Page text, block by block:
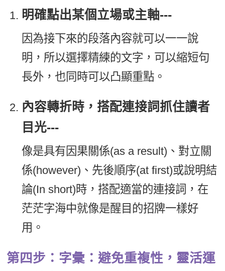
明確點出某個立場或主軸---
因為接下來的段落內容就可以一一說
明，所以選擇精練的文字，可以縮短句
長外，也同時可以凸顯重點。
內容轉折時，搭配連接詞抓住讀者
目光---
像是具有因果關係(as a result)、對立關
係(however)、先後順序(at first)或說明結
論(In short)時，搭配適當的連接詞，在
茫茫字海中就像是醒目的招牌一樣好
用。
第四步：字彙：避免重複性，靈活運